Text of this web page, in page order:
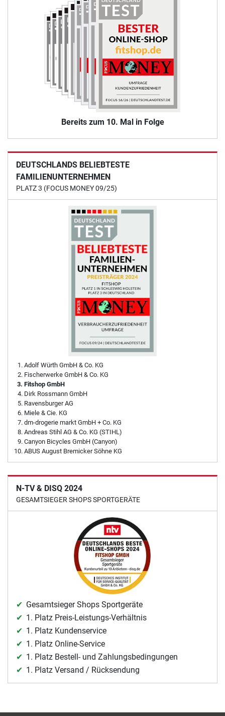
Bereits zum 10. Mal in Folge
DEUTSCHLANDS BELIEBTESTE
FAMILIENUNTERNEHMEN
PLATZ 3 (FOCUS MONEY 09/25)
Adolf Würth GmbH & Co. KG
Fischerwerke GmbH & Co. KG
Fitshop GmbH
Dirk Rossmann GmbH
Ravensburger AG
Miele & Cie. KG
dm-drogerie markt GmbH + Co. KG
Andreas Stihl AG & Co. KG (STIHL)
Canyon Bicycles GmbH (Canyon)
ABUS August Bremicker Söhne KG
N-TV & DISQ 2024
GESAMTSIEGER SHOPS SPORTGERÄTE
Gesamtsieger Shops Sportgeräte
1. Platz Preis-Leistungs-Verhältnis
1. Platz Kundenservice
1. Platz Online-Service
1. Platz Bestell- und Zahlungsbedingungen
1. Platz Versand / Rücksendung